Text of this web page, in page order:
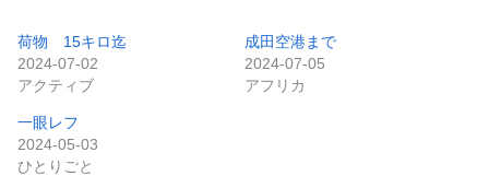
荷物 15キロ迄
2024-07-02
アクティブ
成田空港まで
2024-07-05
アフリカ
一眼レフ
2024-05-03
ひとりごと